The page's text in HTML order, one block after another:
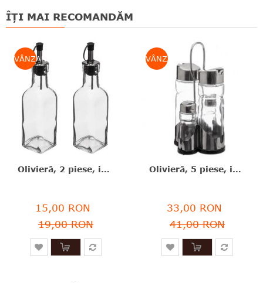
ÎȚI MAI RECOMANDĂM
VÂNZARE
Olivieră, 2 piese, inox+sticlă, 160 ml, Five - 3560234504349
15,00 RON
19,00 RON
VÂNZARE
Olivieră, 5 piese, inox+sticlă, 21x10.5x11 cm, Five - 3560234504370
33,00 RON
41,00 RON